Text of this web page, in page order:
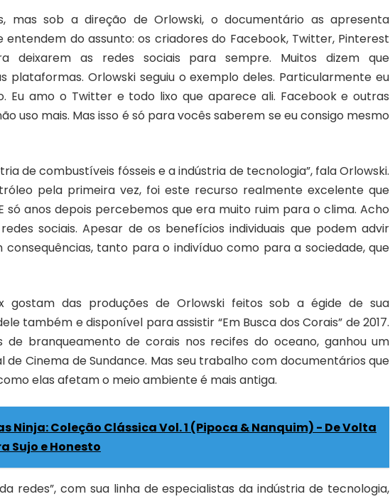
mas sob a direção de Orlowski, o documentário as apresenta
do assunto: os criadores do Facebook, Twitter, Pinterest
deixarem as redes sociais para sempre. Muitos dizem que
Orlowski seguiu o exemplo deles. Particularmente eu
Eu amo o Twitter e todo lixo que aparece ali. Facebook e outras
uso mais. Mas isso é só para vocês saberem se eu consigo mesmo
de combustíveis fósseis e a indústria de tecnologia”, fala Orlowski.
pela primeira vez, foi este recurso realmente excelente que
só anos depois percebemos que era muito ruim para o clima. Acho
sociais. Apesar de os benefícios individuais que podem advir
consequências, tanto para o indivíduo como para a sociedade, que
gostam das produções de Orlowski feitos sob a égide de sua
também e disponível para assistir “Em Busca dos Corais” de 2017.
de branqueamento de corais nos recifes do oceano, ganhou um
de Cinema de Sundance. Mas seu trabalho com documentários que
elas afetam o meio ambiente é mais antiga.
Ninja: Coleção Clássica Vol. 1 (Pipoca & Nanquim) - De Volta
Sujo e Honesto
redes”, com sua linha de especialistas da indústria de tecnologia,